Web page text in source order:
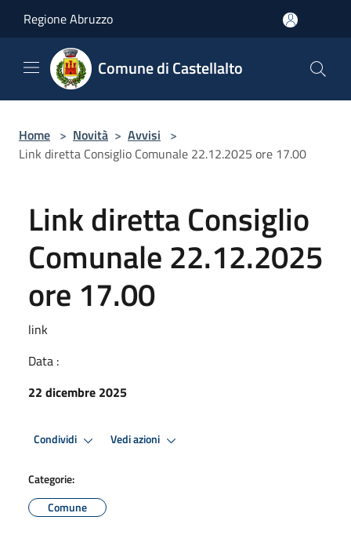
Regione Abruzzo
Comune di Castellalto
Home > Novità > Avvisi >
Link diretta Consiglio Comunale 22.12.2025 ore 17.00
Link diretta Consiglio
Comunale 22.12.2025
ore 17.00
link
Data :
22 dicembre 2025
Condividi Vedi azioni
Categorie:
Comune